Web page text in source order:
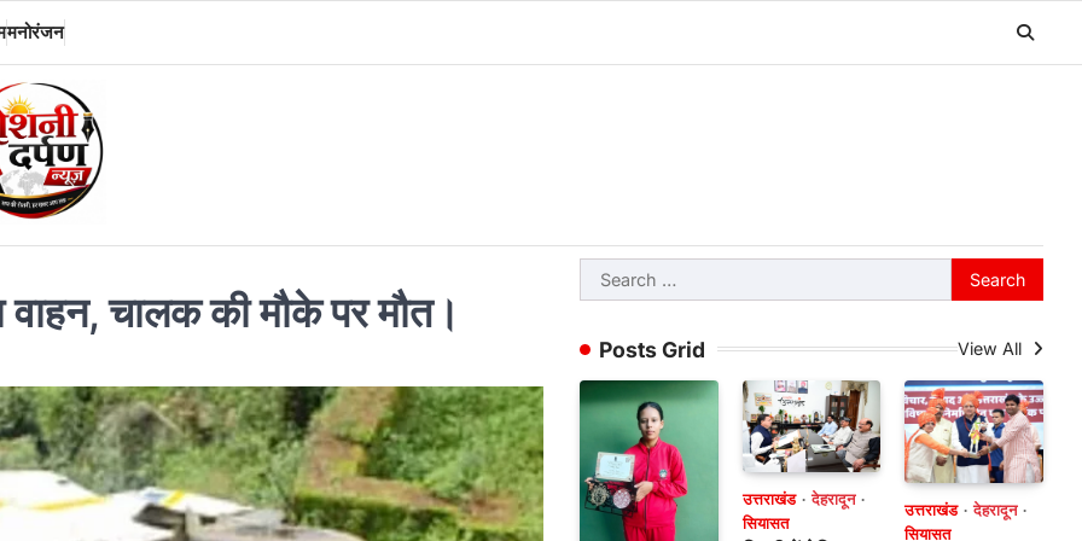
मनोरंजन
वाहन, चालक की मौके पर मौत।
Search
for:
Posts Grid View All
उत्तराखंड
देहरादून
सियासत
उत्तराखंड
देहरादून
सियासत